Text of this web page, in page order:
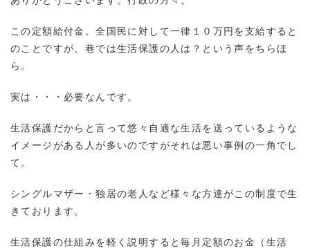
この定額給付金。全国民に対して一律１０万円を支給すると
のことですが、巷では生活保護の人は？という声をちらほ
ら。
実は・・・必要なんです。
生活保護だからと言って悠々自適な生活を送っているような
イメージがある人が多いのですがそれは悪い事例の一角でし
て。
シングルマザー・独居の老人など様々な方達がこの制度で生
きております。
生活保護の仕組みを軽く説明すると毎月定額のお金（生活